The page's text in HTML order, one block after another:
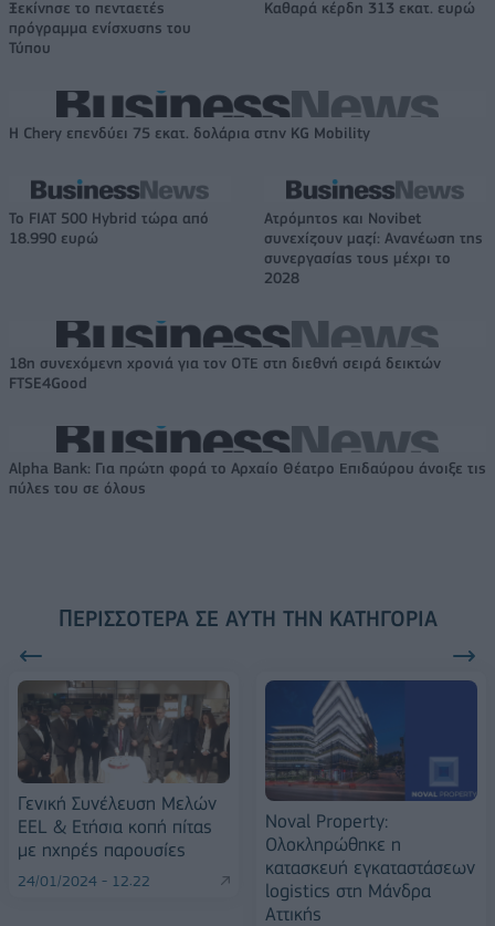
Ξεκίνησε το πενταετές
πρόγραμμα ενίσχυσης του
Τύπου
Καθαρά κέρδη 313 εκατ. ευρώ
Η Chery επενδύει 75 εκατ. δολάρια στην KG Mobility
Το FIAT 500 Hybrid τώρα από
18.990 ευρώ
Ατρόμητος και Novibet
συνεχίζουν μαζί: Ανανέωση της
συνεργασίας τους μέχρι το
2028
18η συνεχόμενη χρονιά για τον ΟΤΕ στη διεθνή σειρά δεικτών
FTSE4Good
Alpha Bank: Για πρώτη φορά το Αρχαίο Θέατρο Επιδαύρου άνοιξε τις
πύλες του σε όλους
ΠΕΡΙΣΣΌΤΕΡΑ ΣΕ ΑΥΤΉ ΤΗΝ ΚΑΤΗΓΟΡΊΑ
Γενική Συνέλευση Μελών
EEL & Ετήσια κοπή πίτας
με ηχηρές παρουσίες
24/01/2024 - 12:22
Noval Property:
Ολοκληρώθηκε η
κατασκευή εγκαταστάσεων
logistics στη Μάνδρα
Αττικής